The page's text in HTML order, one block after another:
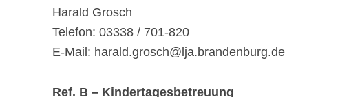
Harald Grosch
Telefon: 03338 / 701-820
E-Mail: harald.grosch@lja.brandenburg.de
Ref. B – Kindertagesbetreuung